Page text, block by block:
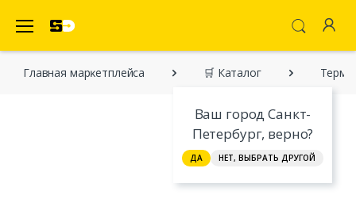
Ваш город Санкт-
Петербург, верно?
ДА НЕТ, ВЫБРАТЬ ДРУГОЙ
Главная марĸетплейса 🛒 Каталог